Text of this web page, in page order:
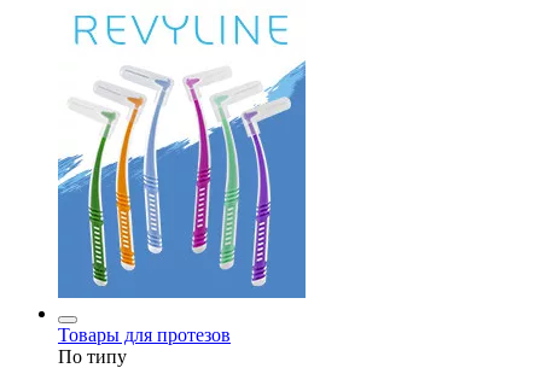
Товары для протезов
По типу